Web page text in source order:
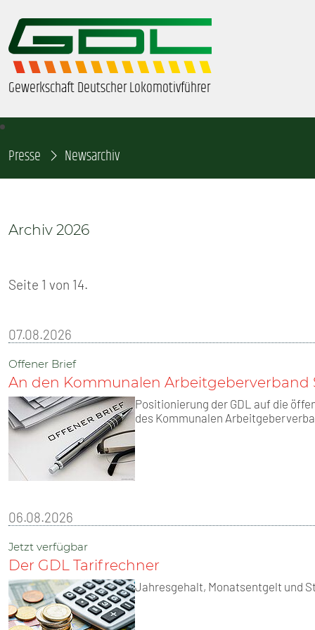
Gewerkschaft Deutscher Lokomotivführer
ÜBER UNS
GDL-JUGEND
BEAMTE
TARIF
SERVICE
MITGLIEDSCHAFT
PRESSE
Presse Newsarchiv
Archiv 2026
Seite 1 von 14.
07.08.2026
Offener Brief
An den Kommunalen Arbeitgeberverband
Positionierung der GDL auf die
des Kommunalen
06.08.2026
Jetzt verfügbar
Der GDL Tarifrechner
Jahresgehalt, Monatsentgelt und